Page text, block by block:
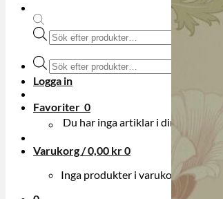
Produktsökning
Produktsökning
Logga in
Favoriter 0
Du har inga artiklar i din onskelista.
Varukorg /0,00 kr0
Inga produkter i varukorgen.